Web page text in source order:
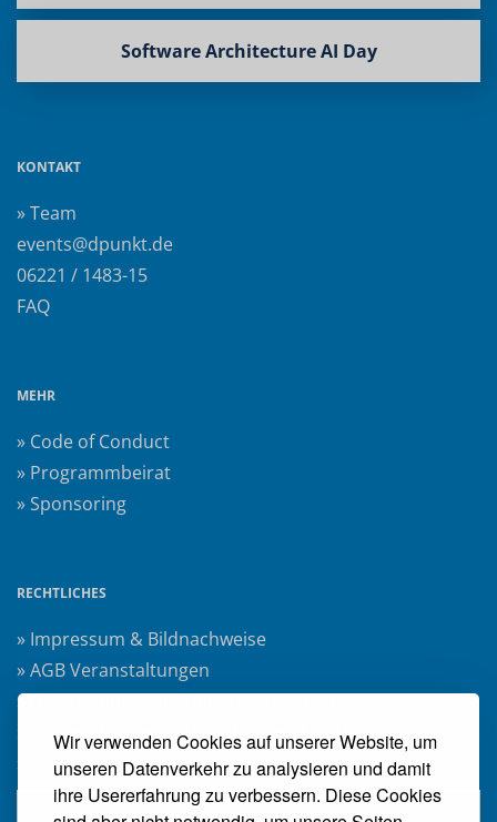
Wir verwenden Cookies auf unserer Website, um
unseren Datenverkehr zu analysieren und damit
ihre Usererfahrung zu verbessern. Diese Cookies
Software Architecture AI Day
KONTAKT
» Team
events@dpunkt.de
06221 / 1483-15
FAQ
MEHR
» Code of Conduct
» Programmbeirat
» Sponsoring
RECHTLICHES
» Impressum & Bildnachweise
» AGB Veranstaltungen
» Datenschutzerklärung Heise Medien
» Datenschutzerklärung Rheinwerk Verlag
» Cookie-Einstellungen ändern
» Vertrag widerrufen